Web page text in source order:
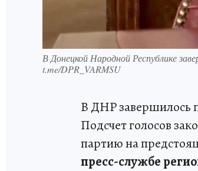
В Донецкой Народной Республике
t.me/DPR_VARMSU
В ДНР завершилось
Подсчет голосов
партию на
пресс-службе